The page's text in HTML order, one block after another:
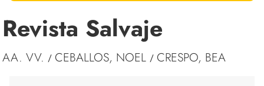
Revista Salvaje
AA. VV. / CEBALLOS, NOEL / CRESPO, BEA